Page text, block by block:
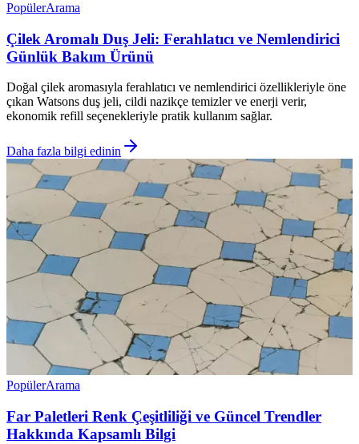
PopülerArama
Çilek Aromalı Duş Jeli: Ferahlatıcı ve Nemlendirici
Günlük Bakım Ürünü
Doğal çilek aromasıyla ferahlatıcı ve nemlendirici özellikleriyle öne
çıkan Watsons duş jeli, cildi nazikçe temizler ve enerji verir,
ekonomik refill seçenekleriyle pratik kullanım sağlar.
Daha fazla bilgi edinin
PopülerArama
Far Paletleri Renk Çeşitliliği ve Güncel Trendler
Hakkında Kapsamlı Bilgi